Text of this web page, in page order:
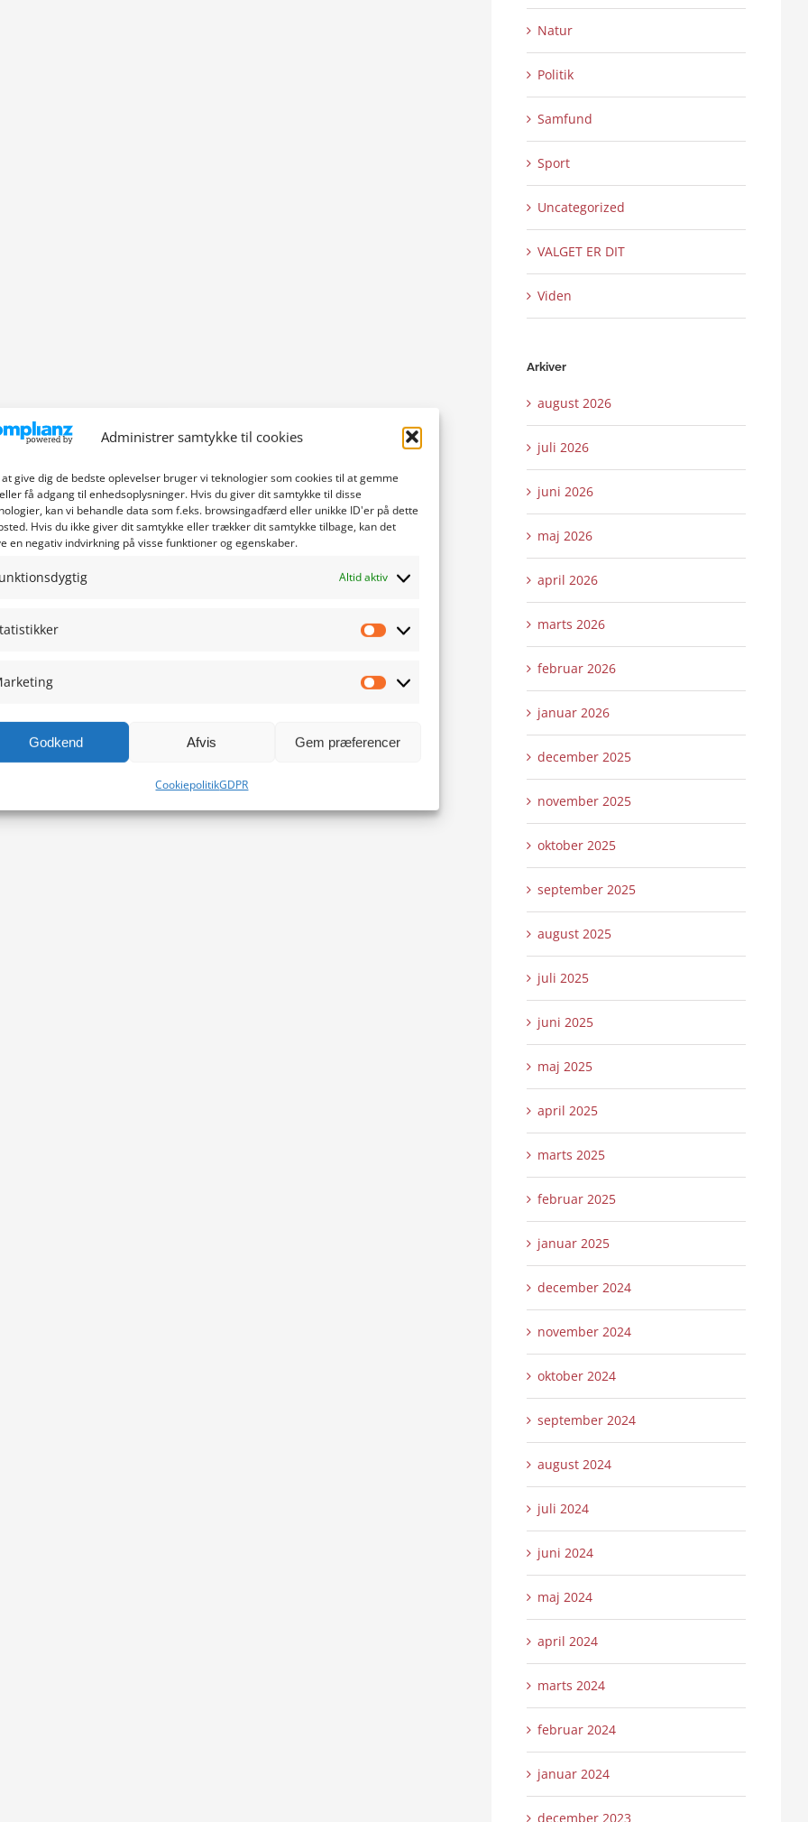
Administrer samtykke til cookies
at give dig de bedste oplevelser bruger vi teknologier som cookies til at gemme
få adgang til enhedsoplysninger. Hvis du giver dit samtykke til disse
kan vi behandle data som f.eks. browsingadfærd eller unikke ID'er på dette
Hvis du ikke giver dit samtykke eller trækker dit samtykke tilbage, kan det
en negativ indvirkning på visse funktioner og egenskaber.
Altid aktiv
Godkend Afvis Gem præferencer
CookiepolitikGDPR
Natur
Politik
Samfund
Sport
Uncategorized
VALGET ER DIT
Viden
Arkiver
august 2026
juli 2026
juni 2026
maj 2026
april 2026
marts 2026
februar 2026
januar 2026
december 2025
november 2025
oktober 2025
september 2025
august 2025
juli 2025
juni 2025
maj 2025
april 2025
marts 2025
februar 2025
januar 2025
december 2024
november 2024
oktober 2024
september 2024
august 2024
juli 2024
juni 2024
maj 2024
april 2024
marts 2024
februar 2024
januar 2024
december 2023